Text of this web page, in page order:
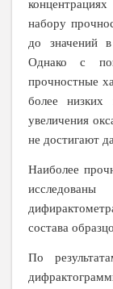
набору
до значений
Однако с
прочностные
более низких
увеличения
не достигают
Наиболее
исследованы
состава
По